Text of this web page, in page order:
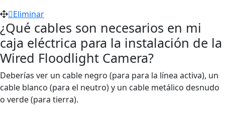
Eliminar
¿Qué cables son necesarios en mi
caja eléctrica para la instalación de la
Wired Floodlight Camera?
Deberías ver un cable negro (para para la línea activa), un
cable blanco (para el neutro) y un cable metálico desnudo
o verde(para tierra).